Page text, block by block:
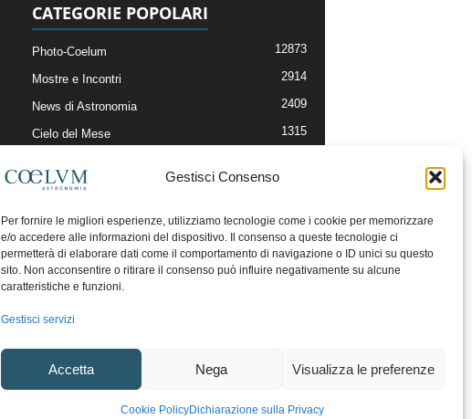
Gestisci Consenso
Per fornire le migliori esperienze, utilizziamo tecnologie come i cookie per memorizzare
e/o accedere alle informazioni del dispositivo. Il consenso a queste tecnologie ci
permetterà di elaborare dati come il comportamento di navigazione o ID unici su questo
sito. Non acconsentire o ritirare il consenso può influire negativamente su alcune
caratteristiche e funzioni.
Gestisci servizi
Accetta Nega Visualizza le preferenze
Cookie PolicyDichiarazione sulla Privacy
CATEGORIE POPOLARI
Photo-Coelum 12873
Mostre e Incontri 2914
News di Astronomia 2409
Cielo del Mese 1315
Articoli e Risorse On-Line
Il Blog della Redazione